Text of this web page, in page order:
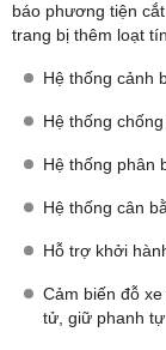
báo phương tiện
trang bị thêm loạt
Hệ thống cảnh
Hệ thống
Hệ thống phân
Hệ thống cân
Hỗ trợ khởi
Cảm biến đỗ
tử, giữ phanh